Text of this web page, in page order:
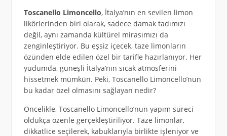
Toscanello Limoncello, İtalya’nın en sevilen limon
likörlerinden biri olarak, sadece damak tadımızı
değil, aynı zamanda kültürel mirasımızı da
zenginleştiriyor. Bu eşsiz içecek, taze limonların
özünden elde edilen özel bir tarifle hazırlanıyor. Her
yudumda, güneşli İtalya’nın sıcak atmosferini
hissetmek mümkün. Peki, Toscanello Limoncello’nun
bu kadar özel olmasını sağlayan nedir?
Öncelikle, Toscanello Limoncello’nun yapım süreci
oldukça özenle gerçekleştiriliyor. Taze limonlar,
dikkatlice seçilerek, kabuklarıyla birlikte işleniyor ve